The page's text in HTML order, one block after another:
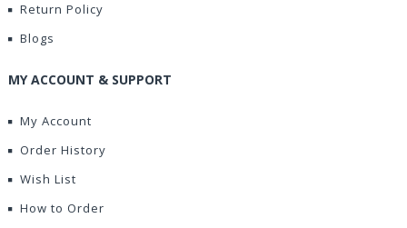
Return Policy
Blogs
MY ACCOUNT & SUPPORT
My Account
Order History
Wish List
How to Order